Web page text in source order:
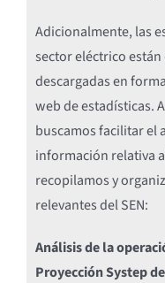
Adicionalmente, las
sector eléctrico
descargadas en
web de estadísticas.
buscamos facilitar el
información relativa
recopilamos y
relevantes del SEN:
Análisis de la
Proyección Systep